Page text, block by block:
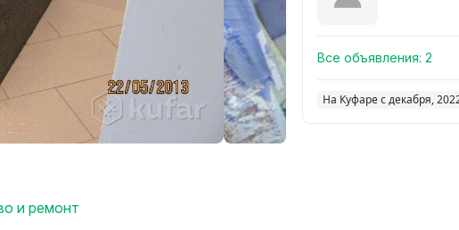
и ремонт
Все объявления: 2
На Куфаре с декабря,